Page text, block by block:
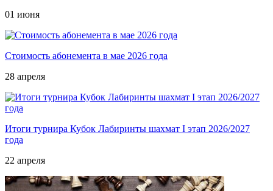
01 июня
Стоимость абонемента в мае 2026 года
28 апреля
Итоги турнира Кубок Лабиринты шахмат I этап 2026/2027
года
22 апреля